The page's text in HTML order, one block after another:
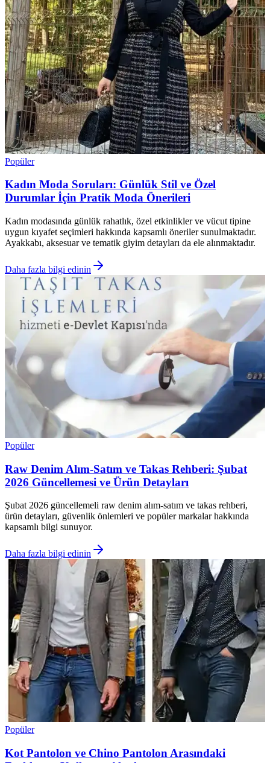
Popüler
Kadın Moda Soruları: Günlük Stil ve Özel
Durumlar İçin Pratik Moda Önerileri
Kadın modasında günlük rahatlık, özel etkinlikler ve vücut tipine
uygun kıyafet seçimleri hakkında kapsamlı öneriler sunulmaktadır.
Ayakkabı, aksesuar ve tematik giyim detayları da ele alınmaktadır.
Daha fazla bilgi edinin
Popüler
Raw Denim Alım-Satım ve Takas Rehberi: Şubat
2026 Güncellemesi ve Ürün Detayları
Şubat 2026 güncellemeli raw denim alım-satım ve takas rehberi,
ürün detayları, güvenlik önlemleri ve popüler markalar hakkında
kapsamlı bilgi sunuyor.
Daha fazla bilgi edinin
Popüler
Kot Pantolon ve Chino Pantolon Arasındaki